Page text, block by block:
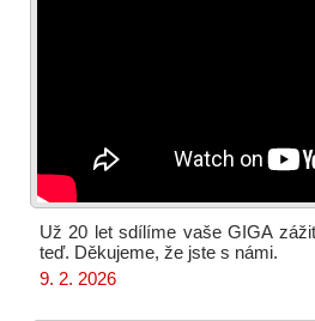
Už 20 let sdílíme vaše GIGA
teď. Děkujeme, že jste s námi.
9. 2. 2026